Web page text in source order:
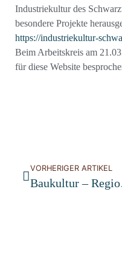
Industriekultur des
besondere Projekte
https://industriekultur-
Beim Arbeitskreis am
für diese Website
VORHERIGER ARTIKEL